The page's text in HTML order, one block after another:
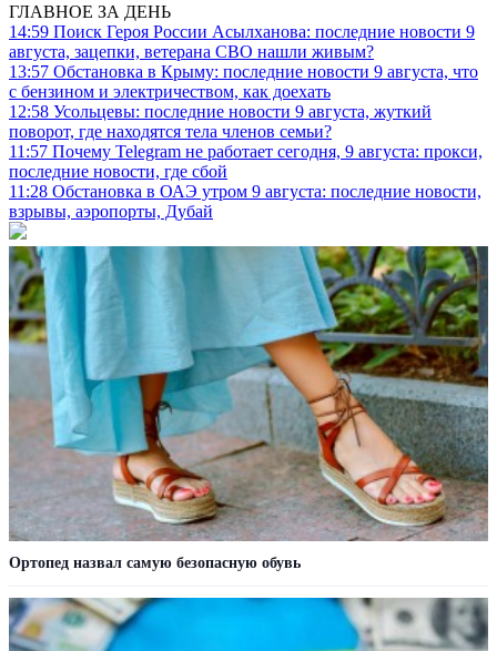
ГЛАВНОЕ ЗА ДЕНЬ
14:59 Поиск Героя России Асылханова: последние новости 9
августа, зацепки, ветерана СВО нашли живым?
13:57 Обстановка в Крыму: последние новости 9 августа, что
с бензином и электричеством, как доехать
12:58 Усольцевы: последние новости 9 августа, жуткий
поворот, где находятся тела членов семьи?
11:57 Почему Telegram не работает сегодня, 9 августа: прокси,
последние новости, где сбой
11:28 Обстановка в ОАЭ утром 9 августа: последние новости,
взрывы, аэропорты, Дубай
Ортопед назвал самую безопасную обувь